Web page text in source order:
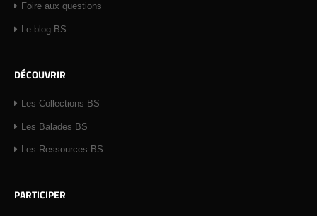
Foire aux questions
Le blog BS
DÉCOUVRIR
Les Collections BS
Les Balades BS
Les Ressources BS
PARTICIPER